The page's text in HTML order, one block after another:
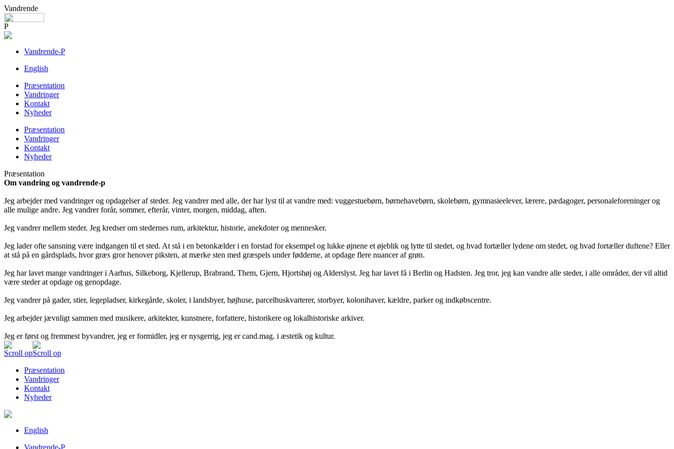
Vandrende
P
Vandrende-P
English
Præsentation
Vandringer
Kontakt
Nyheder
Præsentation
Vandringer
Kontakt
Nyheder
Præsentation
Om vandring og vandrende-p
Jeg arbejder med vandringer og opdagelser af steder. Jeg vandrer med alle, der har lyst til at vandre med: vuggestuebørn, børnehavebørn, skolebørn, gymnasieelever, lærere, pædagoger, personaleforeninger og
alle mulige andre. Jeg vandrer forår, sommer, efterår, vinter, morgen, middag, aften.
Jeg vandrer mellem steder. Jeg kredser om stedernes rum, arkitektur, historie, anekdoter og mennesker.
Jeg lader ofte sansning være indgangen til et sted. At stå i en betonkælder i en forstad for eksempel og lukke øjnene et øjeblik og lytte til stedet, og hvad fortæller lydene om stedet, og hvad fortæller duftene? Eller
at stå på en gårdsplads, hvor græs gror henover piksten, at mærke sten med græspels under fødderne, at opdage flere nuancer af grøn.
Jeg har lavet mange vandringer i Aarhus, Silkeborg, Kjellerup, Brabrand, Them, Gjern, Hjortshøj og Alderslyst. Jeg har lavet få i Berlin og Hadsten. Jeg tror, jeg kan vandre alle steder, i alle områder, der vil altid
være steder at opdage og genopdage.
Jeg vandrer på gader, stier, legepladser, kirkegårde, skoler, i landsbyer, højhuse, parcelhuskvarterer, storbyer, kolonihaver, kældre, parker og indkøbscentre.
Jeg arbejder jævnligt sammen med musikere, arkitekter, kunstnere, forfattere, historikere og lokalhistoriske arkiver.
Jeg er først og fremmest byvandrer, jeg er formidler, jeg er nysgerrig, jeg er cand.mag. i æstetik og kultur.
Scroll opScroll op
Præsentation
Vandringer
Kontakt
Nyheder
English
Vandrende-P